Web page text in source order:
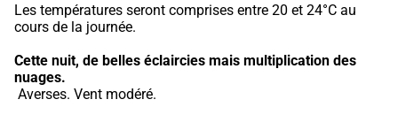
Les températures seront comprises entre 20 et 24°C au
cours de la journée.
Cette nuit, de belles éclaircies mais multiplication des
nuages.
Averses. Vent modéré.